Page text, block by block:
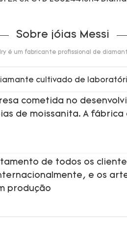
Sobre jóias Messi
é um fabricante profissional de
cometida no
de moissanita. A
de todos os
e os
produção